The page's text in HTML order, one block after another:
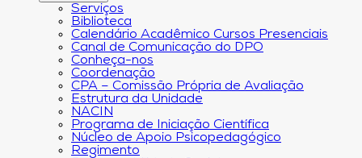
Serviços
Biblioteca
Calendário Acadêmico Cursos Presenciais
Canal de Comunicação do DPO
Conheça-nos
Coordenação
CPA – Comissão Própria de Avaliação
Estrutura da Unidade
NACIN
Programa de Iniciação Científica
Núcleo de Apoio Psicopedagógico
Regimento